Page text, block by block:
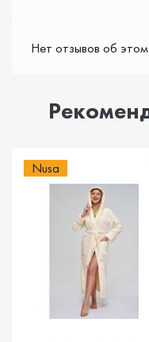
Нет отзывов об
Nusa